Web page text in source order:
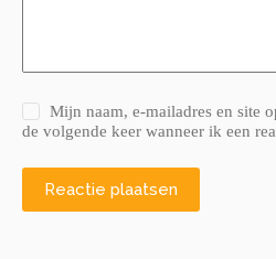
Mijn naam, e-mailadres en site
de volgende keer wanneer ik een
Reactie plaatsen